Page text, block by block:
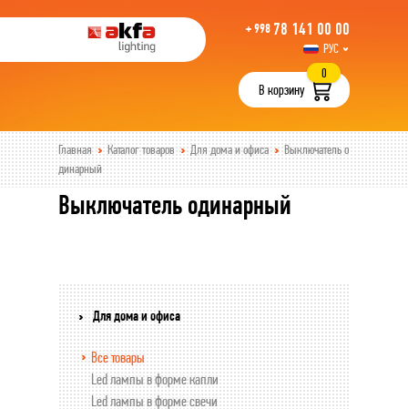
+ 998 78 141 00 00
РУС
UZB
В корзину
0
Главная Каталог товаров Для дома и офиса
Выключатель о
динарный
Выключатель одинарный
Для дома и офиса
Все товары
Led лампы в форме капли
Led лампы в форме свечи